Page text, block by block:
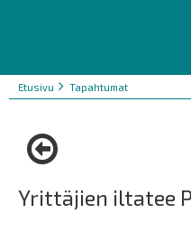
Murupolku
You
Etusivu Tapahtumat
Yrittäjien iltatee